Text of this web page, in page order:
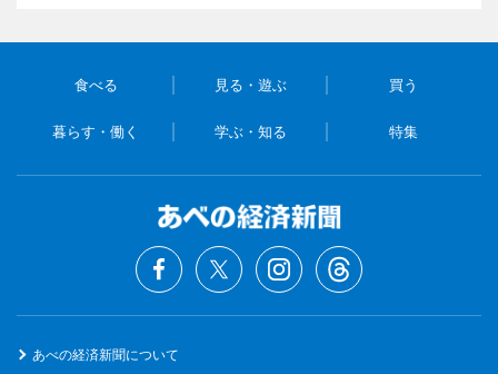
食べる 見る・遊ぶ 買う
暮らす・働く 学ぶ・知る 特集
あべの経済新聞について